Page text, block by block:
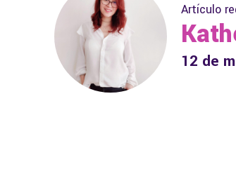
Artículo
12 de